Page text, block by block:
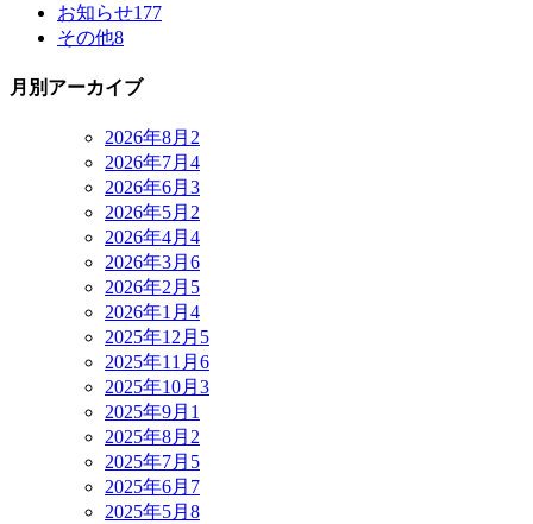
お知らせ177
その他8
月別アーカイブ
2026年8月 2
2026年7月 4
2026年6月 3
2026年5月 2
2026年4月 4
2026年3月 6
2026年2月 5
2026年1月 4
2025年12月 5
2025年11月 6
2025年10月 3
2025年9月 1
2025年8月 2
2025年7月 5
2025年6月 7
2025年5月 8